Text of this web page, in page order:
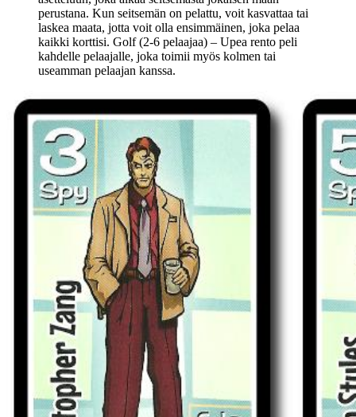
perustana. Kun seitsemän on pelattu, voit kasvattaa tai
laskea maata, jotta voit olla ensimmäinen, joka pelaa
kaikki korttisi. Golf (2-6 pelaajaa) – Upea rento peli
kahdelle pelaajalle, joka toimii myös kolmen tai
useamman pelaajan kanssa.